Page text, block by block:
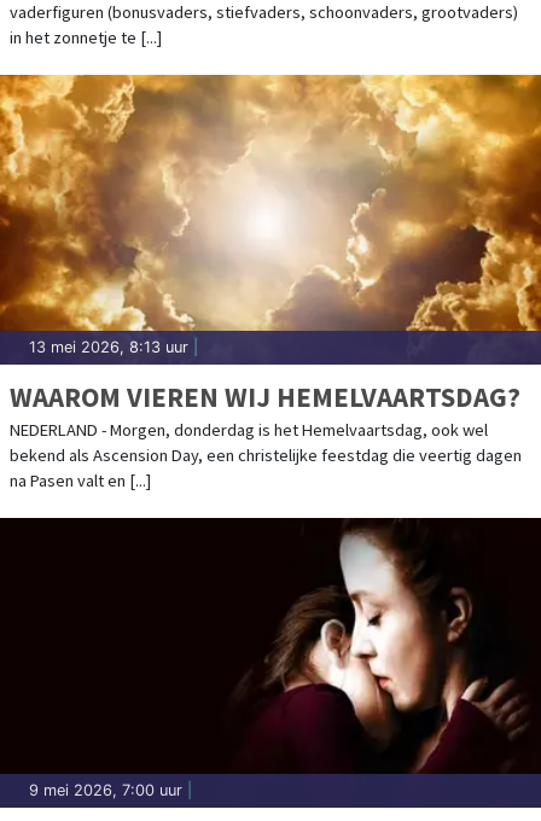
vaderfiguren (bonusvaders, stiefvaders, schoonvaders, grootvaders)
in het zonnetje te [...]
13 mei 2026, 8:13 uur
WAAROM VIEREN WIJ HEMELVAARTSDAG?
NEDERLAND - Morgen, donderdag is het Hemelvaartsdag, ook wel
bekend als Ascension Day, een christelijke feestdag die veertig dagen
na Pasen valt en [...]
9 mei 2026, 7:00 uur